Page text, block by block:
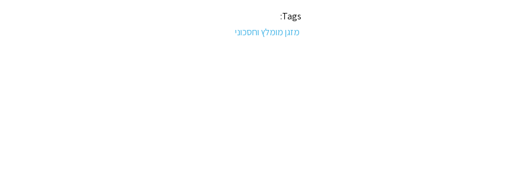
Tags:
מזגן מומלץ וחסכוני